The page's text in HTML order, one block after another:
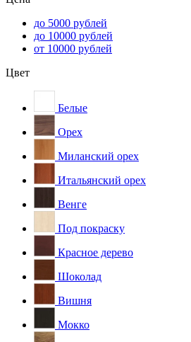
до 5000 рублей
до 10000 рублей
от 10000 рублей
Цвет
Белые
Орех
Миланский орех
Итальянский орех
Венге
Под покраску
Красное дерево
Шоколад
Вишня
Мокко